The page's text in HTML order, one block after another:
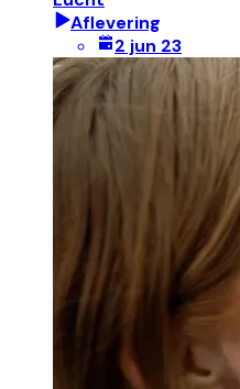
Aflevering
2 jun 23